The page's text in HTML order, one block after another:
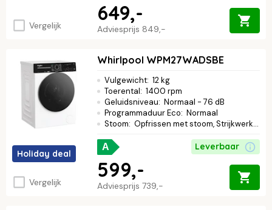
Vergelijk Adviesprijs 849,-
649,-
Holiday deal
Vergelijk
Whirlpool WPM27WADSBE
Vulgewicht: 12 kg
Toerental: 1400 rpm
Geluidsniveau: Normaal - 76 dB
Programmaduur Eco: Normaal
Stoom: Opfrissen met stoom, Strijkwerk verminderen
A Leverbaar
Adviesprijs 739,-
599,-